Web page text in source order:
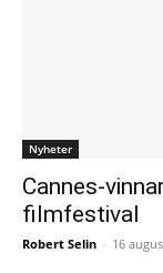
Nyheter
Cannes-
filmfestival
Robert Selin - 16